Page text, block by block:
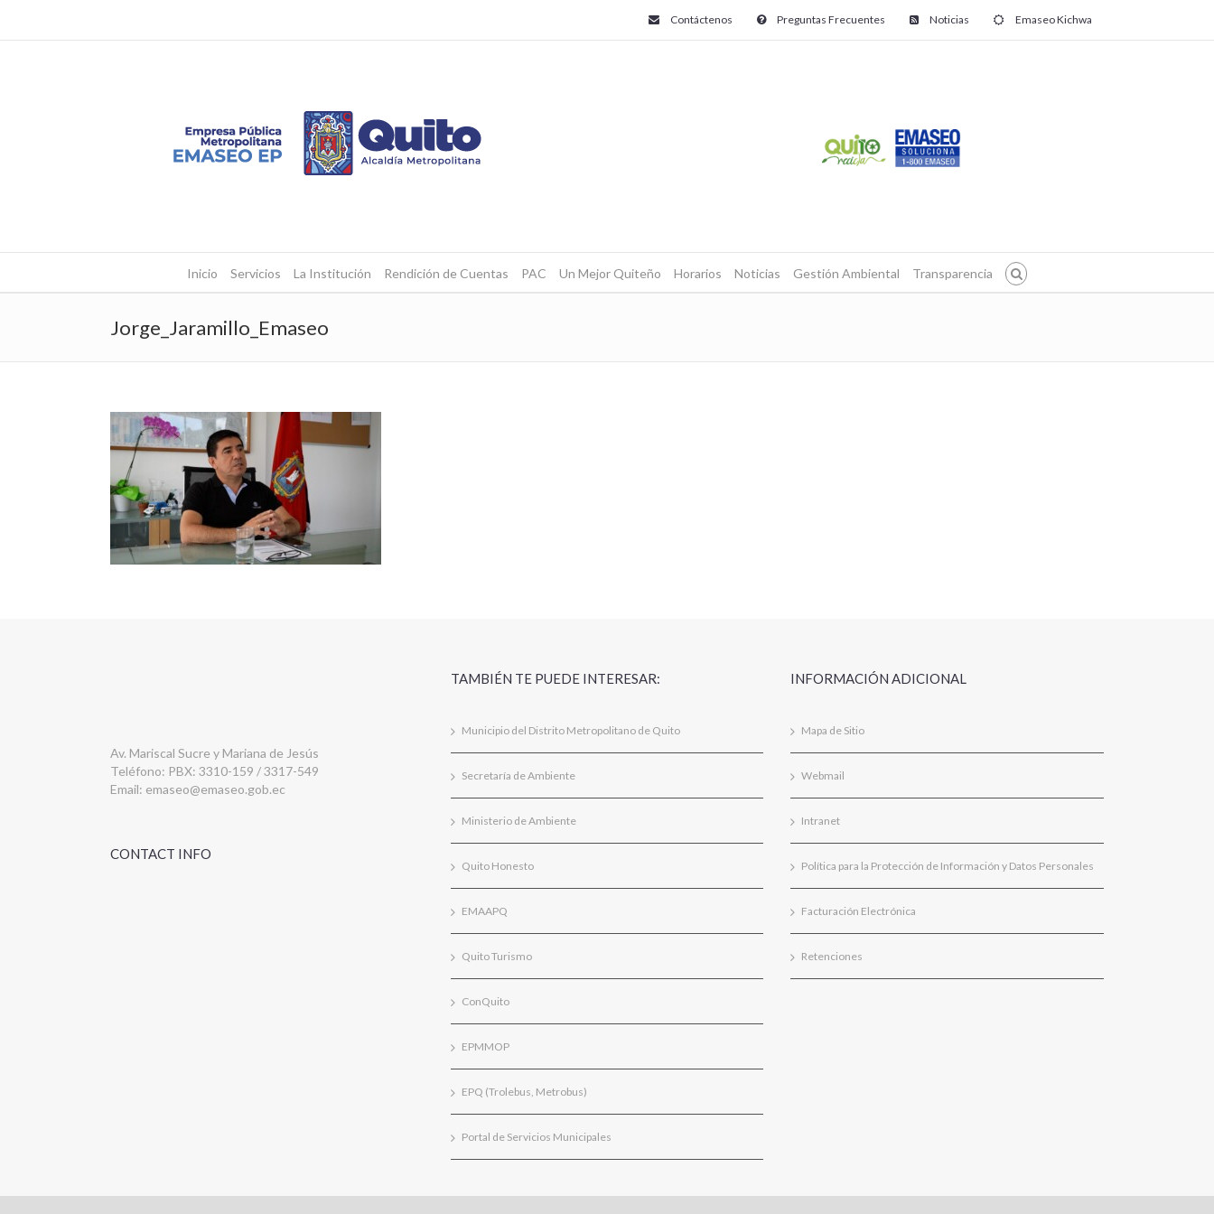
Contáctenos Preguntas Frecuentes Noticias Emaseo Kichwa
Inicio Servicios La Institución Rendición de Cuentas PAC Un Mejor Quiteño Horarios Noticias Gestión Ambiental Transparencia
Jorge_Jaramillo_Emaseo
Av. Mariscal Sucre y Mariana de Jesús
Teléfono: PBX: 3310-159 / 3317-549
Email: emaseo@emaseo.gob.ec
CONTACT INFO
TAMBIÉN TE PUEDE INTERESAR:
Municipio del Distrito Metropolitano de Quito
Secretaría de Ambiente
Ministerio de Ambiente
Quito Honesto
EMAAPQ
Quito Turismo
ConQuito
EPMMOP
EPQ (Trolebus, Metrobus)
Portal de Servicios Municipales
INFORMACIÓN ADICIONAL
Mapa de Sitio
Webmail
Intranet
Política para la Protección de Información y Datos Personales
Facturación Electrónica
Retenciones